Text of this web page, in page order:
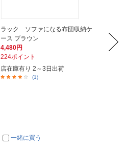
ラック ソファになる布団収納ケ
ース ブラウン
4,480円
224ポイント
店在庫有り 2～3日出荷
(1)
一緒に買う
[手首式]
5,480円